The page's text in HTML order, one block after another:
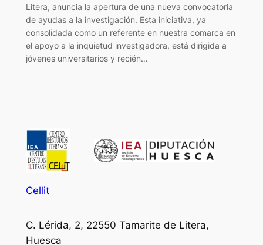
Litera, anuncia la apertura de una nueva convocatoria
de ayudas a la investigación. Esta iniciativa, ya
consolidada como un referente en nuestra comarca en
el apoyo a la inquietud investigadora, está dirigida a
jóvenes universitarios y recién…
Cellit
C. Lérida, 2, 22550 Tamarite de Litera,
Huesca